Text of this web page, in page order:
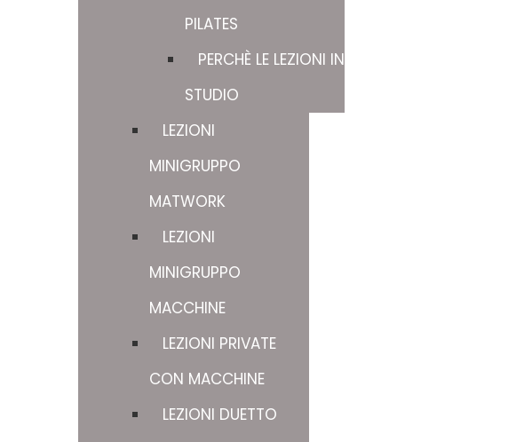
PILATES
PERCHÈ LE LEZIONI IN
STUDIO
LEZIONI
MINIGRUPPO
MATWORK
LEZIONI
MINIGRUPPO
MACCHINE
LEZIONI PRIVATE
CON MACCHINE
LEZIONI DUETTO